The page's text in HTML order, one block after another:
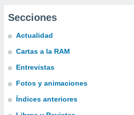
Secciones
Actualidad
Cartas a la RAM
Entrevistas
Fotos y animaciones
Índices anteriores